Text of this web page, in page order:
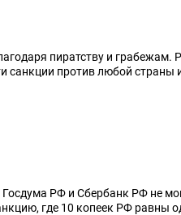
пиратству и грабежам.
санкции против любой страны
РФ и Сбербанк РФ не
где 10 копеек РФ равны